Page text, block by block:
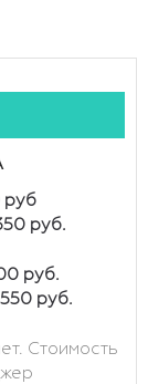
руб
руб.
руб.
550 руб.
Стоимость